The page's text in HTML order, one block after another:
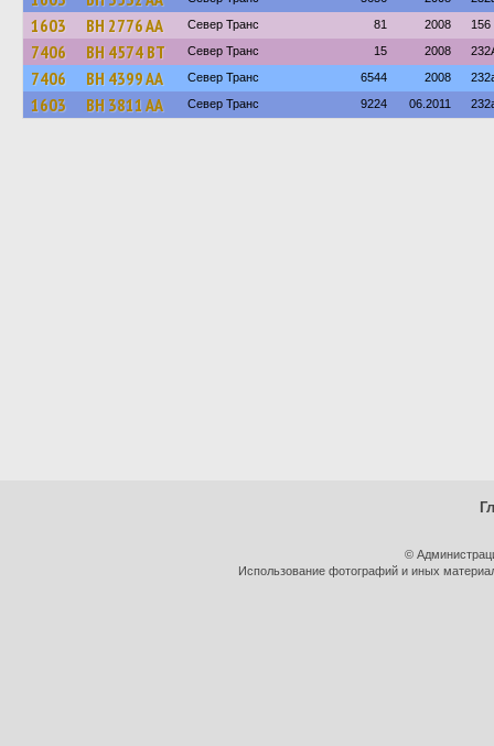
1603 BH 2776 AA Север Транс 81 2008 156
7406 BH 4574 BT Север Транс 15 2008
7406 BH 4399 AA Север Транс 6544 2008
1603 BH 3811 AA Север Транс 9224 06.2011
©
Использование фотографий и иных